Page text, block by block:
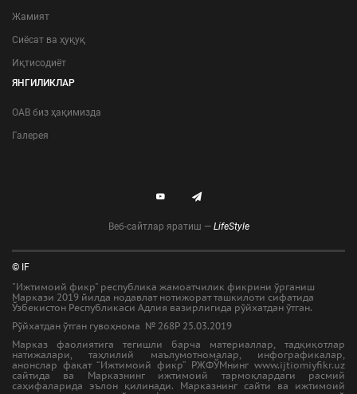
Жамият
Сиёсат ва ҳуқуқ
Иқтисодиёт
ЯНГИЛИКЛАР
ОАВ биз ҳақимизда
Галерея
Веб-сайтлар яратиш — LifeStyle
© IF
"Ижтимоий фикр" республика жамоатчилик фикрини ўрганиш
Маркази 2019 йилда нодавлат нотижорат ташкилоти сифатида
Ўзбекистон Республикаси Адлия вазирлигида рўйхатдан ўтган.
Рўйхатдан ўтган гувоҳнома № 268Р 25.03.2019
Марказ фаолиятига тегишли барча материаллар, тадқиқотлар
натижалари, таҳлилий маълумотномалар, инфографикалар,
анонслар фақат “Ижтимоий фикр” РЖФЎМнинг www.ijtiomiyfikr.uz
сайтида ва Марказнинг ижтимоий тармоқлардаги расмий
саҳифаларида эълон қилинади. Марказнинг сайти ва ижтимоий